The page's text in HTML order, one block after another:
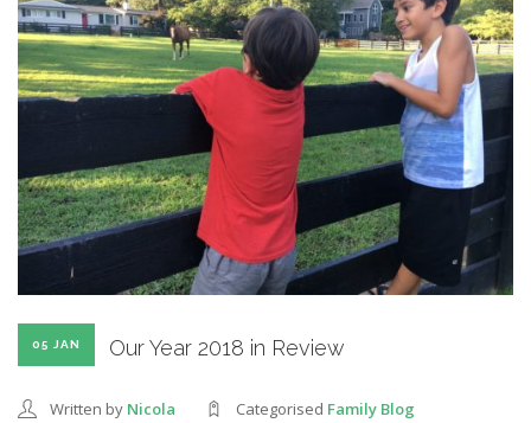
05 JAN Our Year 2018 in Review
Written by Nicola Categorised Family Blog